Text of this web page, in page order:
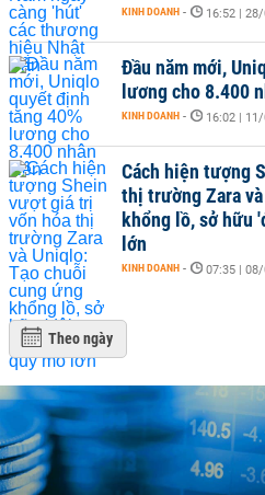
KINH DOANH - 16:52 |
Đầu năm mới,
lương cho 8.400
KINH DOANH - 16:02 |
Cách hiện tượng
thị trường Zara
khổng lồ, sở hữu
lớn
KINH DOANH - 07:35 |
Theo ngày